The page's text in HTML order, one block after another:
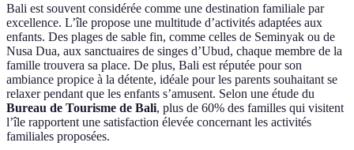
Bali est souvent considérée comme une destination familiale par
excellence. L’île propose une multitude d’activités adaptées aux
enfants. Des plages de sable fin, comme celles de Seminyak ou de
Nusa Dua, aux sanctuaires de singes d’Ubud, chaque membre de la
famille trouvera sa place. De plus, Bali est réputée pour son
ambiance propice à la détente, idéale pour les parents souhaitant se
relaxer pendant que les enfants s’amusent. Selon une étude du
Bureau de Tourisme de Bali, plus de 60% des familles qui visitent
l’île rapportent une satisfaction élevée concernant les activités
familiales proposées.